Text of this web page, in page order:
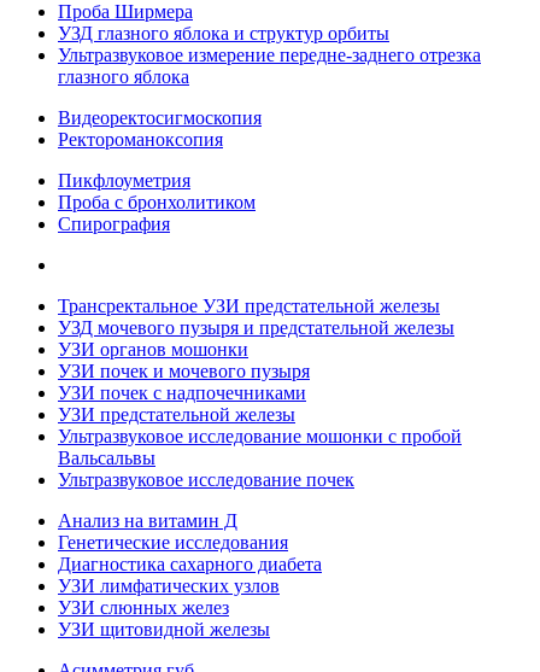
Проба Ширмера
УЗД глазного яблока и структур орбиты
Ультразвуковое измерение передне-заднего отрезка
глазного яблока
Видеоректосигмоскопия
Ректороманоксопия
Пикфлоуметрия
Проба с бронхолитиком
Спирография
Трансректальное УЗИ предстательной железы
УЗД мочевого пузыря и предстательной железы
УЗИ органов мошонки
УЗИ почек и мочевого пузыря
УЗИ почек с надпочечниками
УЗИ предстательной железы
Ультразвуковое исследование мошонки с пробой
Вальсальвы
Ультразвуковое исследование почек
Анализ на витамин Д
Генетические исследования
Диагностика сахарного диабета
УЗИ лимфатических узлов
УЗИ слюнных желез
УЗИ щитовидной железы